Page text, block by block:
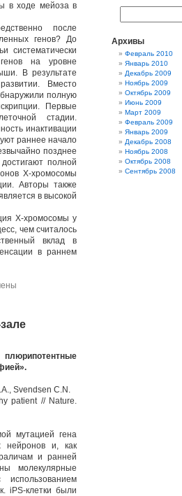
в ходе мейоза в
после
генов? До
систематически
на уровне
В результате
Вместо
полную
Первые
стадии.
инактивации
раннее начало
позднее
полной
Х-хромосомы
Авторы также
в высокой
Х-хромосомы у
чем считалось
вклад в
в раннем
плюрипотентные
Svendsen C.N.
patient // Nature.
мутацией гена
нейронов и, как
и ранней
молекулярные
iPS-клетки были
Архивы
Февраль 2010
Январь 2010
Декабрь 2009
Ноябрь 2009
Октябрь 2009
Июнь 2009
Март 2009
Февраль 2009
Январь 2009
Декабрь 2008
Ноябрь 2008
Октябрь 2008
Сентябрь 2008